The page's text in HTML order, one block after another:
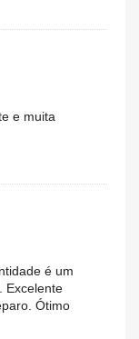
e muita
é um
Excelente
Ótimo